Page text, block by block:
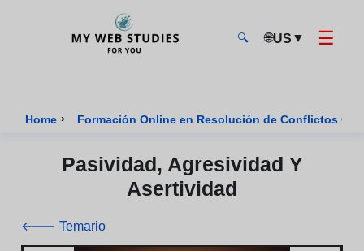
🔍 🌐US ▼ ☰
Home › Formación Online en Resolución de Conflictos
Pasividad, Agresividad Y
Asertividad
🡐 Temario